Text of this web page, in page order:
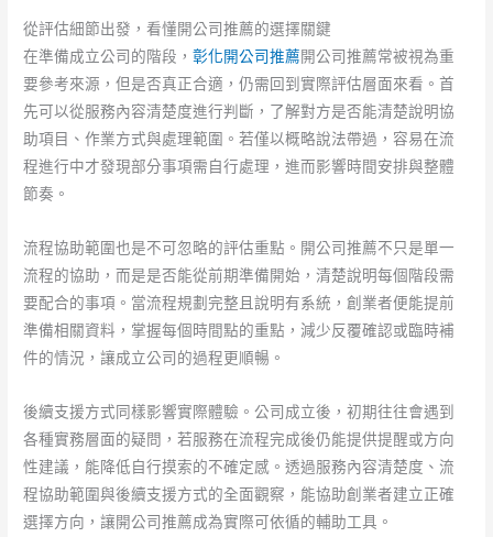
程，
開
公
司
推
薦
迷
整
理
比
較！
從評估細節出發，看懂開公司推薦的選擇關鍵
在準備成立公司的階段，彰化開公司推薦開公司推薦常被視為重
要參考來源，但是否真正合適，仍需回到實際評估層面來看。首
先可以從服務內容清楚度進行判斷，了解對方是否能清楚說明協
助項目、作業方式與處理範圍。若僅以概略說法帶過，容易在流
程進行中才發現部分事項需自行處理，進而影響時間安排與整體
節奏。
流程協助範圍也是不可忽略的評估重點。開公司推薦不只是單一
流程的協助，而是是否能從前期準備開始，清楚說明每個階段需
要配合的事項。當流程規劃完整且說明有系統，創業者便能提前
準備相關資料，掌握每個時間點的重點，減少反覆確認或臨時補
件的情況，讓成立公司的過程更順暢。
後續支援方式同樣影響實際體驗。公司成立後，初期往往會遇到
各種實務層面的疑問，若服務在流程完成後仍能提供提醒或方向
性建議，能降低自行摸索的不確定感。透過服務內容清楚度、流
程協助範圍與後續支援方式的全面觀察，能協助創業者建立正確
選擇方向，讓開公司推薦成為實際可依循的輔助工具。